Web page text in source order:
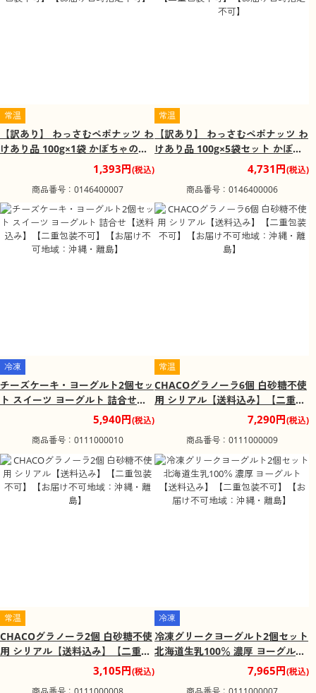
常温
【訳あり】 わっさむペポナッツ わ
けあり品 100g×1袋 かぼちゃの種
パンプキンシード【送料込み】
【二重包装不可】【お届け日時指
定不可】
1,393円(税込)
商品番号：0146400007
常温
【訳あり】 わっさむペポナッツ わ
けあり品 100g×5袋セット かぼち
ゃの種 パンプキンシード【送料込
み】【二重包装不可】【お届け日
時指定不可】
4,731円(税込)
商品番号：0146400006
冷凍
チーズケーキ・ヨーグルト2個セッ
ト スイーツ ヨーグルト 詰合せ
【送料込み】【二重包装不可】
【お届け不可地域：沖縄・離島】
5,940円(税込)
商品番号：0111000010
常温
CHACOグラノーラ6個 白砂糖不使
用 シリアル【送料込み】【二重包
装不可】【お届け不可地域：沖
7,290円(税込)
商品番号：0111000009
常温
CHACOグラノーラ2個 白砂糖不使
用 シリアル【送料込み】【二重包
装不可】【お届け不可地域：沖
3,105円(税込)
冷凍
冷凍グリークヨーグルト2個セット
北海道生乳100％ 濃厚 ヨーグルト
【送料込み】【二重包装不可】
【お届け不可地域：沖縄・離島】
7,965円(税込)